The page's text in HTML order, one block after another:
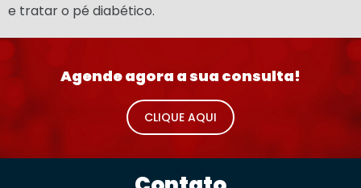
e tratar o pé diabético.
Agende agora a sua consulta!
CLIQUE AQUI